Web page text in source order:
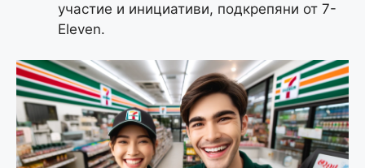
участие и инициативи, подкрепяни от 7-
Eleven.